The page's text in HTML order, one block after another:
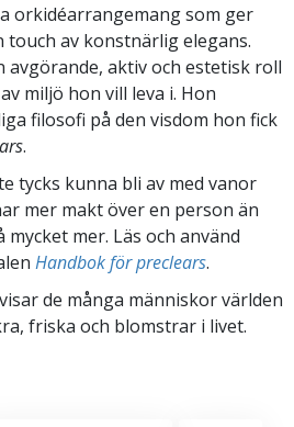
orkidéarrangemang som ger
av konstnärlig elegans.
avgörande, aktiv och estetisk roll
miljö hon vill leva i. Hon
filosofi på den visdom hon fick
.
tycks kunna bli av med vanor
mer makt över en person än
mer. Läs och använd
Handbok för preclears.
visar de många människor världen
friska och blomstrar i livet.